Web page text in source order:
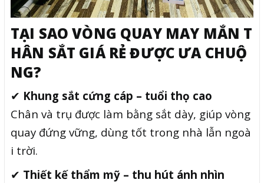
TẠI SAO VÒNG QUAY MAY MẮN T
HÂN SẮT GIÁ RẺ ĐƯỢC ƯA CHUỘ
NG?
✔ Khung sắt cứng cáp – tuổi thọ cao
Chân và trụ được làm bằng sắt dày, giúp vòng
quay đứng vững, dùng tốt trong nhà lẫn ngoà
i trời.
✔ Thiết kế thẩm mỹ – thu hút ánh nhìn